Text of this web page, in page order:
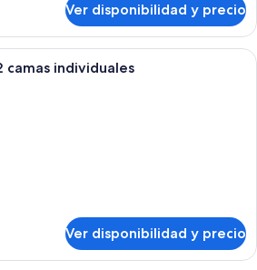
Ver disponibilidad y precio
Una habitación de hotel moderna
camas individuales
Ver disponibilidad y precio